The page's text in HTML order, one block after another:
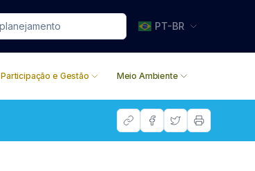
PT-BR
Participação e Gestão Meio Ambiente